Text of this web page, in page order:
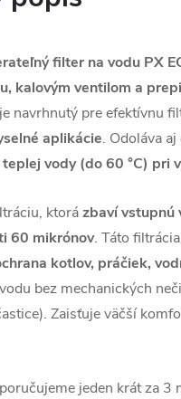
filter na vodu PX
kalovým ventilom a
je navrhnutý pre efektívnu
aplikácie. Odoláva
vody (do 60 °C) pri
ktorázbaví vstupnú
60 mikrónov. Táto
kotlov, práčiek,
bez mechanických
Zaisťuje väčší
jeden krát za 3